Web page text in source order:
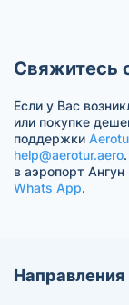
Свяжитесь
Если у Вас
или покупке
поддержки
help@aerotur.aero
в аэропорт
Whats App.
Направления